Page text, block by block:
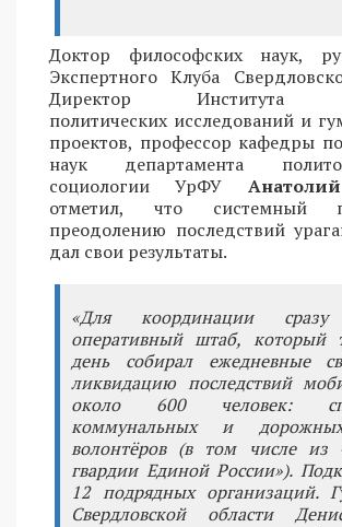
Доктор философских наук,
Экспертного Клуба
Директор Института
политических исследований и
проектов, профессор кафедры
наук департамента
социологии УрФУ
отметил, что системный
преодолению последствий
дал свои результаты.
«Для координации сразу
оперативный штаб, который
день собирал ежедневные
ликвидацию последствий
около 600 человек:
коммунальных и
волонтёров (в том числе из
гвардии Единой России»).
12 подрядных организаций.
Свердловской области